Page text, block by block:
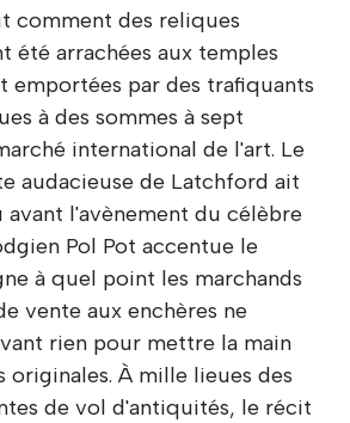
comment des reliques
été arrachées aux temples
emportées par des trafiquants
à des sommes à sept
international de l'art. Le
audacieuse de Latchford ait
avant l'avènement du célèbre
Pol Pot accentue le
à quel point les marchands
vente aux enchères ne
rien pour mettre la main
originales. À mille lieues des
de vol d'antiquités, le récit